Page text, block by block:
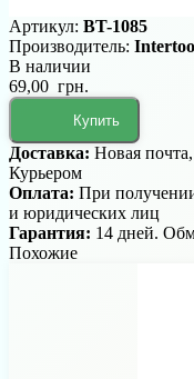
Артикул: BT-1085
Производитель:
В наличии
69,00 грн.
Купить
Доставка: Новая
Курьером
Оплата: При
и юридических лиц
Гарантия: 14 дней.
Похожие